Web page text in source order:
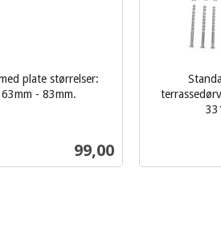
plate størrelser:
- 83mm.
Pris
99,00